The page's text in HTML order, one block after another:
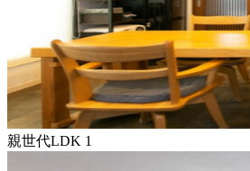
親世代LDK 1